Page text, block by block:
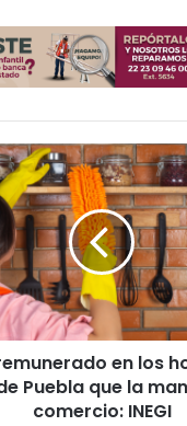
en los
Puebla que la
comercio: INEGI